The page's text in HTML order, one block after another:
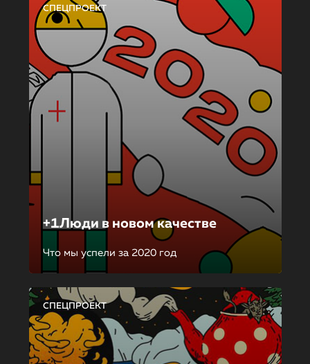
СПЕЦПРОЕКТ
+1Люди в новом качестве
Что мы успели за 2020 год
СПЕЦПРОЕКТ